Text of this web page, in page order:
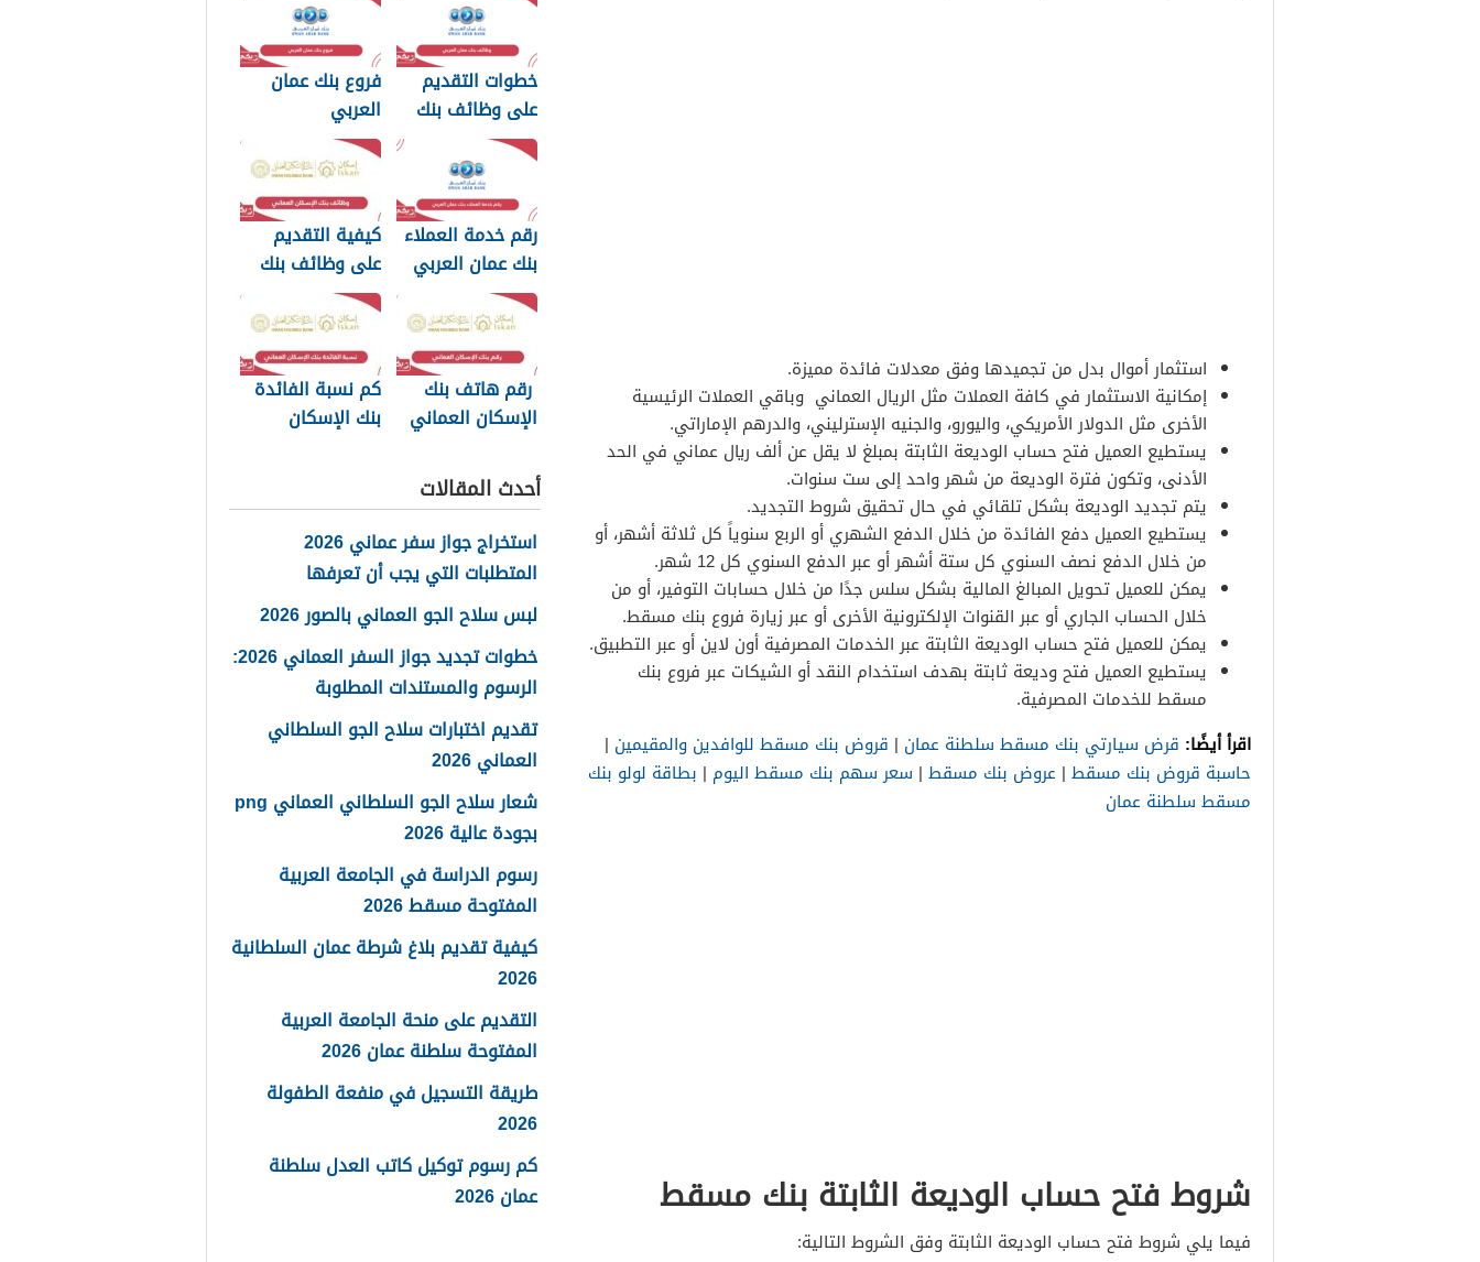
استثمار أموال بدل من تجميدها وفق معدلات فائدة مميزة.
إمكانية الاستثمار في كافة العملات مثل الريال العماني وباقي العملات الرئيسية
الأخرى مثل الدولار الأمريكي، واليورو، والجنيه الإسترليني، والدرهم الإماراتي.
يستطيع العميل فتح حساب الوديعة الثابتة بمبلغ لا يقل عن ألف ريال عماني في الحد
الأدنى، وتكون فترة الوديعة من شهر واحد إلى ست سنوات.
يتم تجديد الوديعة بشكل تلقائي في حال تحقيق شروط التجديد.
يستطيع العميل دفع الفائدة من خلال الدفع الشهري أو الربع سنوياً كل ثلاثة أشهر، أو
من خلال الدفع نصف السنوي كل ستة أشهر أو عبر الدفع السنوي كل 12 شهر.
يمكن للعميل تحويل المبالغ المالية بشكل سلس جدًا من خلال حسابات التوفير، أو من
خلال الحساب الجاري أو عبر القنوات الإلكترونية الأخرى أو عبر زيارة فروع بنك مسقط.
يمكن للعميل فتح حساب الوديعة الثابتة عبر الخدمات المصرفية أون لاين أو عبر التطبيق.
يستطيع العميل فتح وديعة ثابتة بهدف استخدام النقد أو الشيكات عبر فروع بنك
مسقط للخدمات المصرفية.
اقرأ أيضًا: قرض سيارتي بنك مسقط سلطنة عمان | قروض بنك مسقط للوافدين والمقيمين |
حاسبة قروض بنك مسقط | عروض بنك مسقط | سعر سهم بنك مسقط اليوم | بطاقة لولو بنك
مسقط سلطنة عمان
شروط فتح حساب الوديعة الثابتة بنك مسقط
فيما يلي شروط فتح حساب الوديعة الثابتة وفق الشروط التالية:
2026
خطوات التقديم
على وظائف بنك
عمان العربي
فروع بنك عمان
العربي
رقم خدمة العملاء
بنك عمان العربي
كيفية التقديم
على وظائف بنك
الإسكان العماني
رقم هاتف بنك
الإسكان العماني
كم نسبة الفائدة
بنك الإسكان
أحدث المقالات
استخراج جواز سفر عماني 2026
المتطلبات التي يجب أن تعرفها
لبس سلاح الجو العماني بالصور 2026
خطوات تجديد جواز السفر العماني 2026:
الرسوم والمستندات المطلوبة
تقديم اختبارات سلاح الجو السلطاني
العماني 2026
شعار سلاح الجو السلطاني العماني png
بجودة عالية 2026
رسوم الدراسة في الجامعة العربية
المفتوحة مسقط 2026
كيفية تقديم بلاغ شرطة عمان السلطانية
2026
التقديم على منحة الجامعة العربية
المفتوحة سلطنة عمان 2026
طريقة التسجيل في منفعة الطفولة
2026
كم رسوم توكيل كاتب العدل سلطنة
عمان 2026